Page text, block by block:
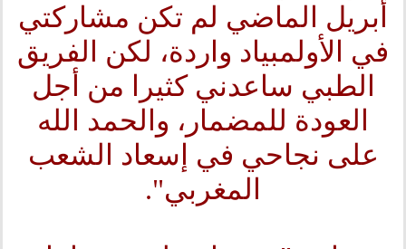
أبريل الماضي لم تكن مشاركتي
في الأولمبياد واردة، لكن الفريق
الطبي ساعدني كثيرا من أجل
العودة للمضمار، والحمد الله
على نجاحي في إسعاد الشعب
المغربي".